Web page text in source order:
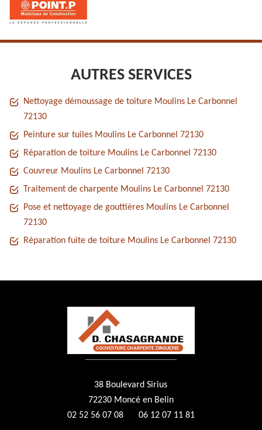
AUTRES SERVICES
Nettoyage démoussage de toiture Moulins Le Carbonnel
72130
Peinture sur tuiles Moulins Le Carbonnel 72130
Réparation de toiture Moulins Le Carbonnel 72130
Couvreur Moulins Le Carbonnel 72130
Traitement de charpente Moulins Le Carbonnel 72130
Pose et nettoyage de gouttières Moulins Le Carbonnel
72130
Réparation fuite de toiture Moulins Le Carbonnel 72130
38 Boulevard Sirius
72230 Moncé en Belin
02 52 56 07 08
06 12 07 11 81